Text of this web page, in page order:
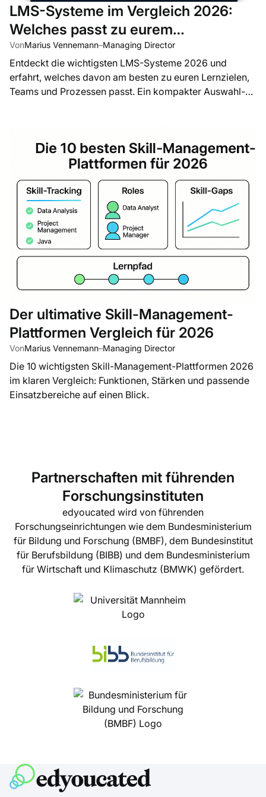
LMS-Systeme im Vergleich 2026:
Welches passt zu eurem
Unternehmen?
VonMarius Vennemann–Managing Director
Entdeckt die wichtigsten LMS-Systeme 2026 und
erfahrt, welches davon am besten zu euren Lernzielen,
Teams und Prozessen passt. Ein kompakter Auswahl-
Der ultimative Skill-Management-
Plattformen Vergleich für 2026
VonMarius Vennemann–Managing Director
Die 10 wichtigsten Skill-Management-Plattformen 2026
im klaren Vergleich: Funktionen, Stärken und passende
Einsatzbereiche auf einen Blick.
Partnerschaften mit führenden
Forschungsinstituten
edyoucated wird von führenden
Forschungseinrichtungen wie dem Bundesministerium
für Bildung und Forschung (BMBF), dem Bundesinstitut
für Berufsbildung (BIBB) und dem Bundesministerium
für Wirtschaft und Klimaschutz (BMWK) gefördert.